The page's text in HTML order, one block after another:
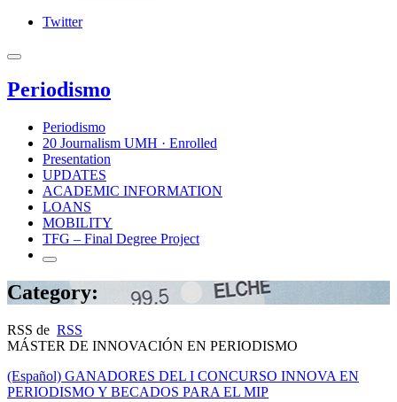
Twitter
Periodismo
Periodismo
20 Journalism UMH · Enrolled
Presentation
UPDATES
ACADEMIC INFORMATION
LOANS
MOBILITY
TFG – Final Degree Project
Category:
RSS de RSS
MÁSTER DE INNOVACIÓN EN PERIODISMO
(Español) GANADORES DEL I CONCURSO INNOVA EN
PERIODISMO Y BECADOS PARA EL MIP